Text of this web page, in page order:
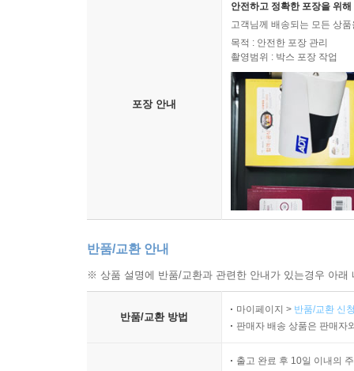
예수님의 사랑 안에 거하는 사람은 몸이 약해져
대한다. 이 기대가 바로 생명의 신호이며, 이 신
이 사랑이 육체 안에서 작동하도록 돕는 도구이
늙지 않고 아프지 않는 인생을 논할 때, 몸만 먼
는지, 또 무엇 때문에 살아왔는지, 무엇을 붙들고
는다. 몸은 언제나 마음의 상태를 투영하기 때문이
--- p.164
선택이 효과를 낼 수 있도록 돕는 존재일 뿐, 그
게재한 17편의 논문 요약이 수록되어 있다. 알츠
입증하는 데이터들을 통해 이 책의 내용이 검증된
포장 안내
안전하고 정확한 포장을 위
고객님께 배송되는 모든 상
목적 : 안전한 포장 관리
촬영범위 : 박스 포장 작업
반품/교환 안내
※ 상품 설명에 반품/교환과 관련한 안내가 있는경우 아
반품/교환 방법
마이페이지 > 반품/교환 신
판매자 배송 상품은 판매자
출고 완료 후 10일 이내의